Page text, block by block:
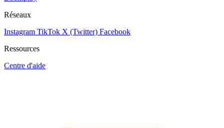
Réseaux
Instagram TikTok X (Twitter) Facebook
Ressources
Centre d'aide